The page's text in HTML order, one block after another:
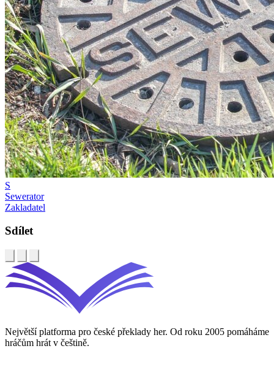
S
Sewerator
Zakladatel
Sdílet
Největší platforma pro české překlady her. Od roku 2005 pomáháme
hráčům hrát v češtině.